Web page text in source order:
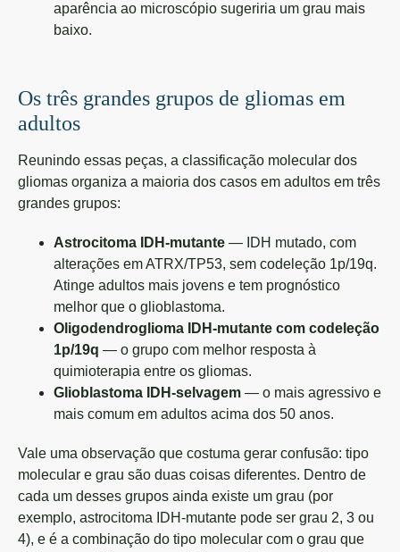
aparência ao microscópio sugeriria um grau mais
baixo.
Os três grandes grupos de gliomas em
adultos
Reunindo essas peças, a classificação molecular dos
gliomas organiza a maioria dos casos em adultos em três
grandes grupos:
Astrocitoma IDH-mutante — IDH mutado, com
alterações em ATRX/TP53, sem codeleção 1p/19q.
Atinge adultos mais jovens e tem prognóstico
melhor que o glioblastoma.
Oligodendroglioma IDH-mutante com codeleção
1p/19q — o grupo com melhor resposta à
quimioterapia entre os gliomas.
Glioblastoma IDH-selvagem — o mais agressivo e
mais comum em adultos acima dos 50 anos.
Vale uma observação que costuma gerar confusão: tipo
molecular e grau são duas coisas diferentes. Dentro de
cada um desses grupos ainda existe um grau (por
exemplo, astrocitoma IDH-mutante pode ser grau 2, 3 ou
4), e é a combinação do tipo molecular com o grau que